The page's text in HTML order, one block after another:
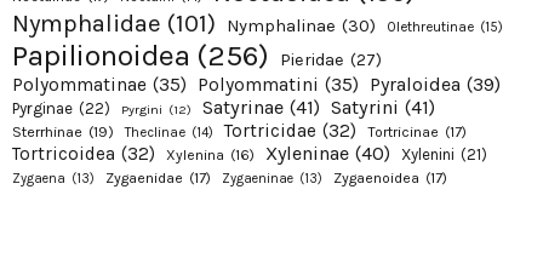
Nymphalidae (101) Nymphalinae (30) Olethreutinae (15)
Papilionoidea (256) Pieridae (27)
Polyommatinae (35) Polyommatini (35) Pyraloidea (39)
Pyrginae (22) Pyrgini (12) Satyrinae (41) Satyrini (41)
Sterrhinae (19) Theclinae (14) Tortricidae (32) Tortricinae (17)
Tortricoidea (32) Xylenina (16) Xyleninae (40) Xylenini (21)
Zygaena (13) Zygaenidae (17) Zygaeninae (13) Zygaenoidea (17)